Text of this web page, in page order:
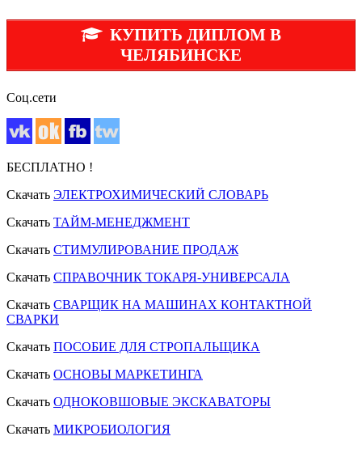
КУПИТЬ ДИПЛОМ В
ЧЕЛЯБИНСКЕ
Соц.сети
БЕСПЛАТНО !
Скачать ЭЛЕКТРОХИМИЧЕСКИЙ СЛОВАРЬ
Скачать ТАЙМ-МЕНЕДЖМЕНТ
Скачать СТИМУЛИРОВАНИЕ ПРОДАЖ
Скачать СПРАВОЧНИК ТОКАРЯ-УНИВЕРСАЛА
Скачать СВАРЩИК НА МАШИНАХ КОНТАКТНОЙ
СВАРКИ
Скачать ПОСОБИЕ ДЛЯ СТРОПАЛЬЩИКА
Скачать ОСНОВЫ МАРКЕТИНГА
Скачать ОДНОКОВШОВЫЕ ЭКСКАВАТОРЫ
Скачать МИКРОБИОЛОГИЯ